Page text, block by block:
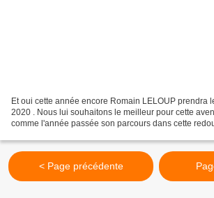
Et oui cette année encore Romain LELOUP prendra
2020 . Nous lui souhaitons le meilleur pour cette
comme l'année passée son parcours dans cette
< Page précédente